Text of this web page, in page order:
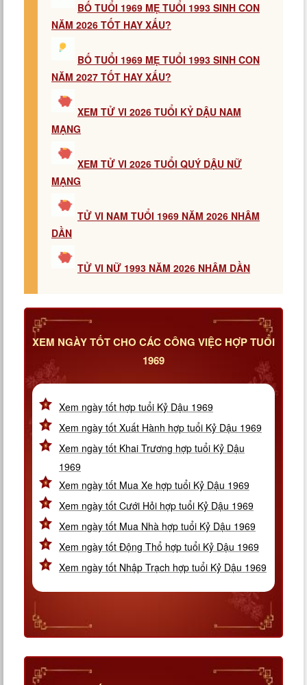
BỐ TUỔI 1969 MẸ TUỔI 1993 SINH CON
NĂM 2026 TỐT HAY XẤU?
BỐ TUỔI 1969 MẸ TUỔI 1993 SINH CON
NĂM 2027 TỐT HAY XẤU?
XEM TỬ VI 2026 TUỔI KỶ DẬU NAM
MẠNG
XEM TỬ VI 2026 TUỔI QUÝ DẬU NỮ
MẠNG
TỬ VI NAM TUỔI 1969 NĂM 2026 NHÂM
DẦN
TỬ VI NỮ 1993 NĂM 2026 NHÂM DẦN
XEM NGÀY TỐT CHO CÁC CÔNG VIỆC HỢP TUỔI
1969
Xem ngày tốt hợp tuổi Kỷ Dậu 1969
Xem ngày tốt Xuất Hành hợp tuổi Kỷ Dậu 1969
Xem ngày tốt Khai Trương hợp tuổi Kỷ Dậu
1969
Xem ngày tốt Mua Xe hợp tuổi Kỷ Dậu 1969
Xem ngày tốt Cưới Hỏi hợp tuổi Kỷ Dậu 1969
Xem ngày tốt Mua Nhà hợp tuổi Kỷ Dậu 1969
Xem ngày tốt Động Thổ hợp tuổi Kỷ Dậu 1969
Xem ngày tốt Nhập Trạch hợp tuổi Kỷ Dậu 1969